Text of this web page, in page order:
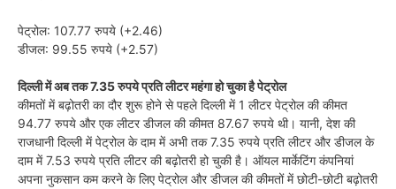
पेट्रोल: 107.77 रुपये (+2.46)
डीजल: 99.55 रुपये (+2.57)
दिल्ली में अब तक 7.35 रुपये प्रति लीटर महंगा हो चुका है पेट्रोल
कीमतों में बढ़ोतरी का दौर शुरू होने से पहले दिल्ली में 1 लीटर पेट्रोल की कीमत
94.77 रुपये और एक लीटर डीजल की कीमत 87.67 रुपये थी। यानी, देश की
राजधानी दिल्ली में पेट्रोल के दाम में अभी तक 7.35 रुपये प्रति लीटर और डीजल के
दाम में 7.53 रुपये प्रति लीटर की बढ़ोतरी हो चुकी है। ऑयल मार्केटिंग कंपनियां
अपना नुकसान कम करने के लिए पेट्रोल और डीजल की कीमतों में छोटी-छोटी बढ़ोतरी